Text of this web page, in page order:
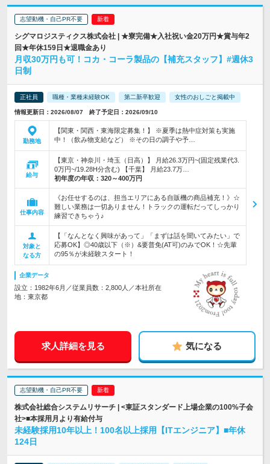
志望動機・自己PR不要
シグマロジスティクス株式会社 | ★寮完備★入社祝い金20万円★賞与年2
回★年休159日★退職金あり
月収30万円も可！コカ・コーラ製品の【補充スタッフ】#週休3
日制
正社員 職種・業種未経験OK 第二新卒歓迎 女性のおしごと掲載中
情報更新日：2026/08/07 終了予定日：2026/09/10
勤務地
【関東・関西・東海限定募集！】 ※夏季は熱中症対策も実施
中！（飲み物支給など） ※その日の調子や予…
給与
【東京・神奈川・埼玉（日高）】 月給26.3万円~(固定残業代3.
0万円~/19.28H分含む) 【千葉】 月給23.7万…
初年度の年収： 320～400万円
仕事内容
《お任せするのは、担当エリアにある自販機の商品補充！》☆
難しい業務は一切ありません！トラックの運転だってしっかり
練習できちゃう♪
対象と
なる方
【「なんとなく興味があって」「まずは話を聞いてみたい」で
応募OK】◎40歳以下（※）&要普免(AT可)のみでOK！☆先輩
の95％が未経験スタート！
企業データ
設立：1982年6月／従業員数：2,800人／本社所在
地：東京都
求人詳細を見る 気になる
志望動機・自己PR不要
株式会社総合システムリサーチ | <東証スタンダード上場企業の100%子会
社>■本採用月より有給付与
未経験採用10年以上！100名以上採用【ITエンジニア】■年休
124日